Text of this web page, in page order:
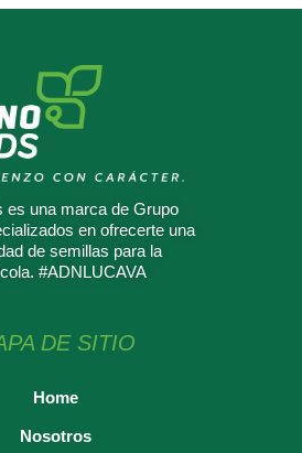
es una marca de Grupo
en ofrecerte una
de semillas para la
#ADNLUCAVA
DE SITIO
Home
Nosotros